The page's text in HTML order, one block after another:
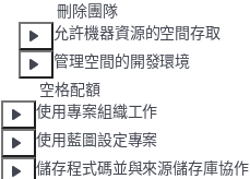
刪除團隊
允許機器資源的空間存取
管理空間的開發環境
空格配額
使用專案組織工作
使用藍圖設定專案
儲存程式碼並與來源儲存庫協作